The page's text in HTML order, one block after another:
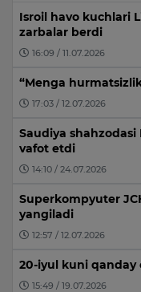
Isroil havo kuchlari
zarbalar berdi
16:09 / 11.07.2026
“Menga
17:03 / 12.07.2026
Saudiya
vafot etdi
14:10 / 24.07.2026
Superkompyuter
yangiladi
12:57 / 12.07.2026
20-iyul kuni qanday
15:49 / 19.07.2026